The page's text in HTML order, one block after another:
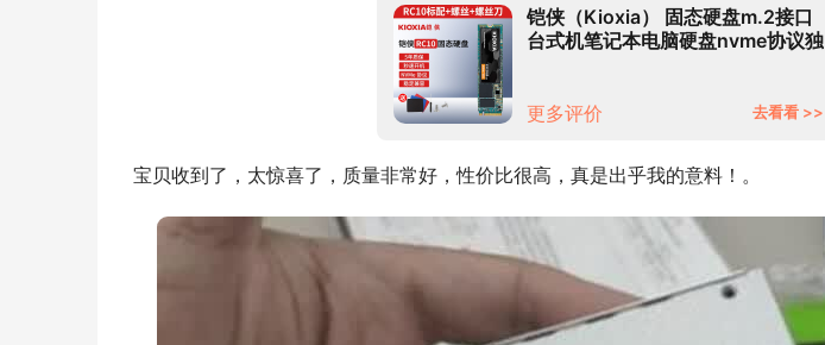
铠侠（Kioxia） 固态硬盘m.2接口
台式机笔记本电脑硬盘nvme协议独
更多评价
去看看 >>
宝贝收到了，太惊喜了，质量非常好，性价比很高，真是出乎我的意料！。